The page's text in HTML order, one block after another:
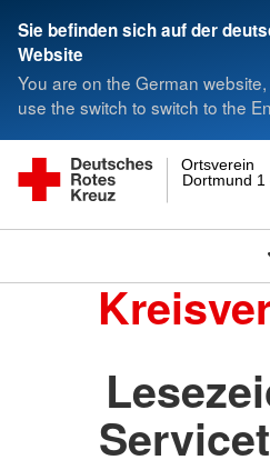
Sie befinden sich auf der
Website
You are on the German
use the switch to switch to the
Dortmund 1
Ortsverein